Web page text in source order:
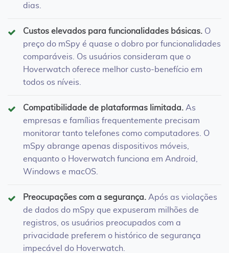
dias.
Custos elevados para funcionalidades básicas. O
preço do mSpy é quase o dobro por funcionalidades
comparáveis. Os usuários consideram que o
Hoverwatch oferece melhor custo-benefício em
todos os níveis.
Compatibilidade de plataformas limitada. As
empresas e famílias frequentemente precisam
monitorar tanto telefones como computadores. O
mSpy abrange apenas dispositivos móveis,
enquanto o Hoverwatch funciona em Android,
Windows e macOS.
Preocupações com a segurança. Após as violações
de dados do mSpy que expuseram milhões de
registros, os usuários preocupados com a
privacidade preferem o histórico de segurança
impecável do Hoverwatch.